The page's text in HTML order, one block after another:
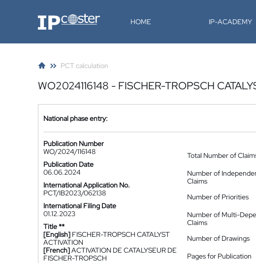
IP-Coster HOME IP-ACADEMY
PCT calculation
WO2024116148 - FISCHER-TROPSCH
National phase entry:
Publication Number
WO/2024/116148
Publication Date
06.06.2024
International Application No.
PCT/IB2023/062138
International Filing Date
01.12.2023
Title **
[English] FISCHER-TROPSCH CATALYST
ACTIVATION
[French]ACTIVATION DE CATALYSEUR DE
FISCHER-TROPSCH
Total Number of
Number of
Claims
Number of Priorities
Number of Multi-
Claims
Number of Drawings
Pages for Publication